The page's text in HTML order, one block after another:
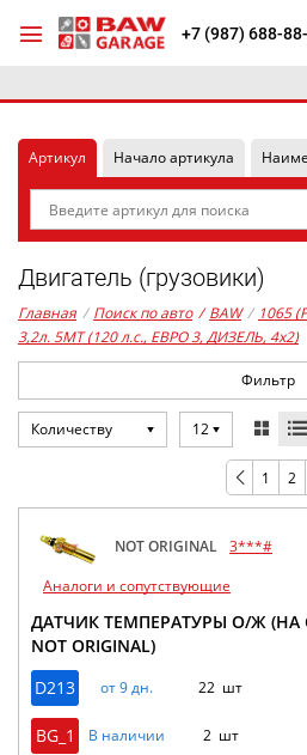
+7 (987) 688-
Артикул Начало артикула
Двигатель (грузовики)
Главная / Поиск по авто / BAW / 1065
3,2л. 5MT (120 л.с., ЕВРО 3, ДИЗЕЛЬ, 4x2)
Фильтр
Количеству 12
1 2
NOT ORIGINAL 3***#
Аналоги и сопутствующие
ДАТЧИК ТЕМПЕРАТУРЫ О/Ж (НА
NOT ORIGINAL)
D213
от 9 дн. 22 шт
BG_1 В наличии 2 шт